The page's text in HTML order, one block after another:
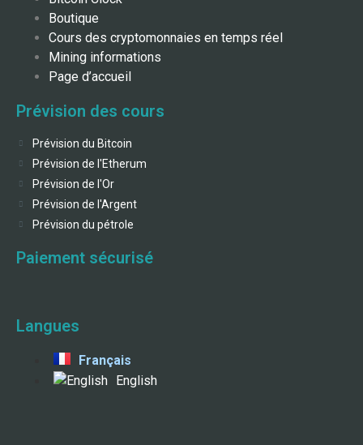
Boutique
Cours des cryptomonnaies en temps réel
Mining informations
Page d’accueil
Prévision des cours
Prévision du Bitcoin
Prévision de l'Etherum
Prévision de l'Or
Prévision de l'Argent
Prévision du pétrole
Paiement sécurisé
Langues
Français
English